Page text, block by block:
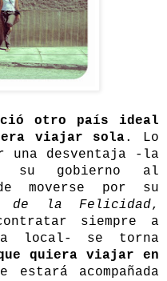
otro país ideal
viajar sola. Lo
desventaja -la
su gobierno al
moverse por su
de la Felicidad,
siempre a
local- se torna
quiera viajar en
estará acompañada